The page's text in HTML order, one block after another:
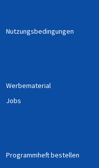
Nutzungsbedingungen
Werbematerial
Jobs
Programmheft bestellen